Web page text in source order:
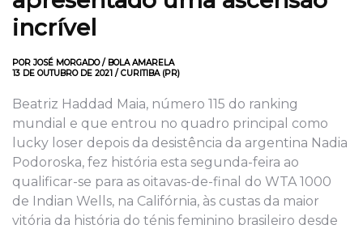
incrível
POR JOSÉ MORGADO / BOLA AMARELA
13 DE OUTUBRO DE 2021 / CURITIBA (PR)
Beatriz Haddad Maia, número 115 do ranking
mundial e que entrou no quadro principal como
lucky loser depois da desistência da argentina Nadia
Podoroska, fez história esta segunda-feira ao
qualificar-se para as oitavas-de-final do WTA 1000
de Indian Wells, na Califórnia, às custas da maior
vitória da história do ténis feminino brasileiro desde